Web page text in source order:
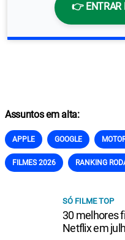
👉 ENTRAR
Assuntos em alta:
APPLE GOOGLE
FILMES 2026 RANKING
SÓ FILME TOP
30 melhores
Netflix em